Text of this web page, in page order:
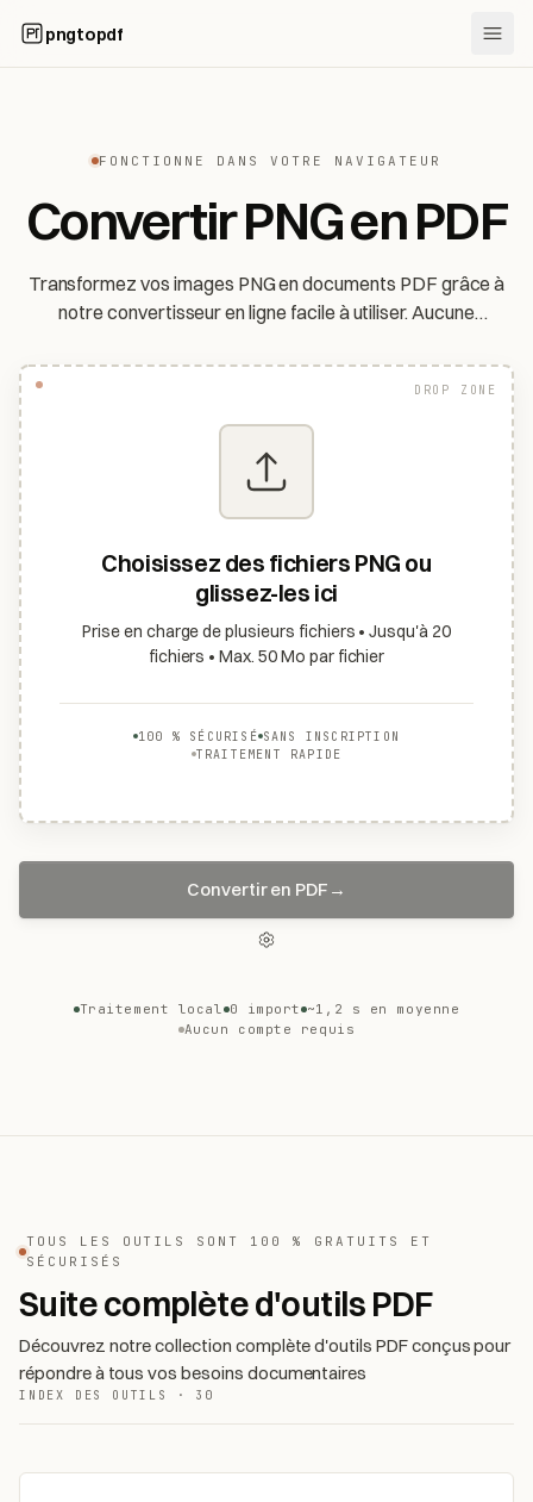
pngtopdf
FONCTIONNE DANS VOTRE NAVIGATEUR
Convertir PNG en PDF
Transformez vos images PNG en documents PDF grâce à
notre convertisseur en ligne facile à utiliser. Aucune
DROP ZONE
Choisissez des fichiers PNG ou
glissez-les ici
Prise en charge de plusieurs fichiers • Jusqu'à 20
fichiers • Max. 50 Mo par fichier
100 % SÉCURISÉ SANS INSCRIPTION
TRAITEMENT RAPIDE
Convertir en PDF →
Traitement local 0 import ~1,2 s en moyenne
Aucun compte requis
TOUS LES OUTILS SONT 100 % GRATUITS ET
SÉCURISÉS
Suite complète d'outils PDF
Découvrez notre collection complète d'outils PDF conçus pour
répondre à tous vos besoins documentaires
INDEX DES OUTILS · 30